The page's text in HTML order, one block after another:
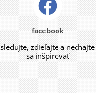
facebook
sledujte, zdieľajte a nechajte
sa inšpirovať